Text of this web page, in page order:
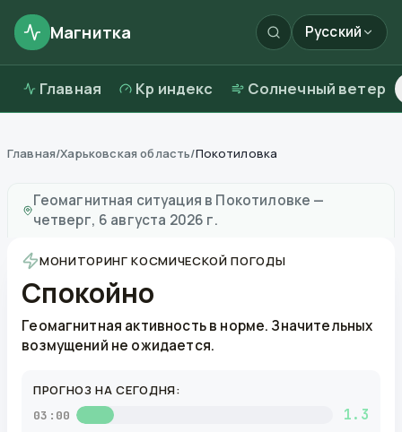
Магнитка Русский
Главная Kp индекс Солнечный ветер
Главная/Харьковская область/Покотиловка
Геомагнитная ситуация в Покотиловке —
четверг, 6 августа 2026 г.
МОНИТОРИНГ КОСМИЧЕСКОЙ ПОГОДЫ
Спокойно
Геомагнитная активность в норме. Значительных
возмущений не ожидается.
ПРОГНОЗ НА СЕГОДНЯ:
03:00 1.3